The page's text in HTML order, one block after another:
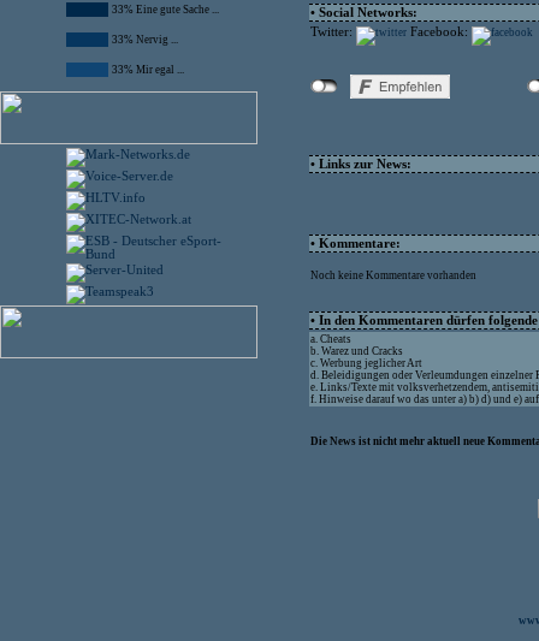
33% Eine gute Sache ...
33% Nervig ...
33% Mir egal ...
• Social Networks:
Twitter:
Facebook:
• Links zur News:
• Kommentare:
Noch keine Kommentare vorhanden
• In den Kommentaren dürfen
a. Cheats
b. Warez und Cracks
c. Werbung jeglicher Art
d. Beleidigungen oder Verleumdungen einzelner
e. Links/Texte mit volksverhetzendem,
f. Hinweise darauf wo das unter a) b) d) und e)
Die News ist nicht mehr aktuell neue